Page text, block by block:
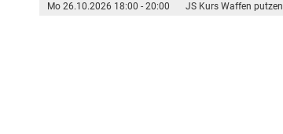
Mo 26.10.2026 18:00 - 20:00
JS Kurs Waffen putzen